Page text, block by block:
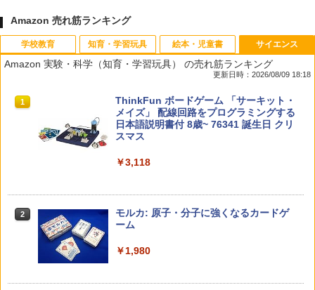
Amazon 売れ筋ランキング
学校教育
1 教育者のためのコーチング入門
￥2,530
こと (講談社現代新書 2787)
知育・学習玩具
1
パイロット スイスイおえかき for Study
何回も書ける! れんしゅうボード ひらが
な・カタカナ・すうじ・ABC 3歳以上 知
育
￥2,073
2
【くもん出版公式特別セット】くもん出
版(KUMON PUBLISHING) くもんの日本
知育玩具 おもちゃ 5歳以上 KUMON PN-
￥4,046
絵本・児童書
1
タッチペンで音が聞ける!はじめてずかん
1000 英語つき ([バラエティ])
￥5,478
2
中学英語をもう一度ひとつひとつわかり
￥2,750
サイエンス
Amazon 実験・科学（知育・学習玩具） の売れ筋ランキング
更新日時：2026/08/09 18:18
1
ThinkFun ボードゲーム 「サーキット・
メイズ」 配線回路をプログラミングする
日本語説明書付 8歳~ 76341 誕生日 クリ
スマス
￥3,118
2
モルカ: 原子・分子に強くなるカードゲ
ーム
￥1,980